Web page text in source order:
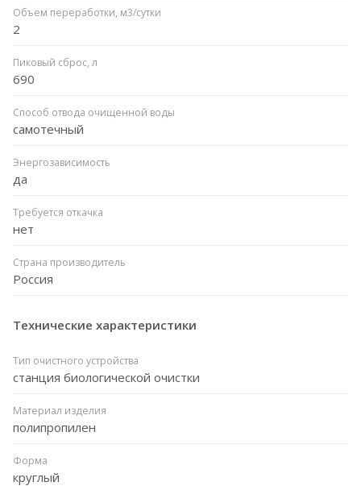
Объем переработки, м3/сутки
2
Пиковый сброс, л
690
Способ отвода очищенной воды
самотечный
Энергозависимость
да
Требуется откачка
нет
Страна производитель
Россия
Технические характеристики
Тип очистного устройства
станция биологической очистки
Материал изделия
полипропилен
Форма
круглый